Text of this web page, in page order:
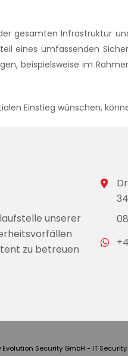
gesamten Infrastruktur
eines umfassenden
beispielsweise im
Einstieg wünschen,
unserer
zu betreuen
Evolution Security GmbH - IT